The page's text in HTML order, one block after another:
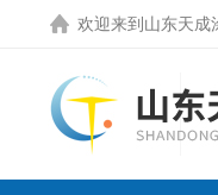
欢迎来到 山东天成